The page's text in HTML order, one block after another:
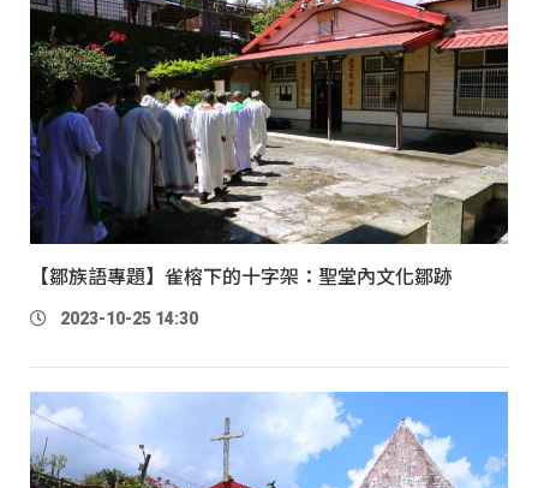
【鄒族語專題】雀榕下的十字架：聖堂內文化鄒跡
2023-10-25 14:30